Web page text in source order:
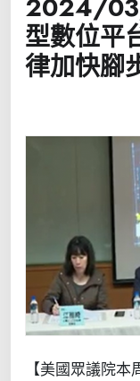
2024/
型數位平
律加快腳
【美國眾議院